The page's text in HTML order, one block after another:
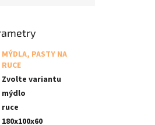
MÝDLA, PASTY NA
RUCE
Zvolte variantu
mýdlo
ruce
180x100x60